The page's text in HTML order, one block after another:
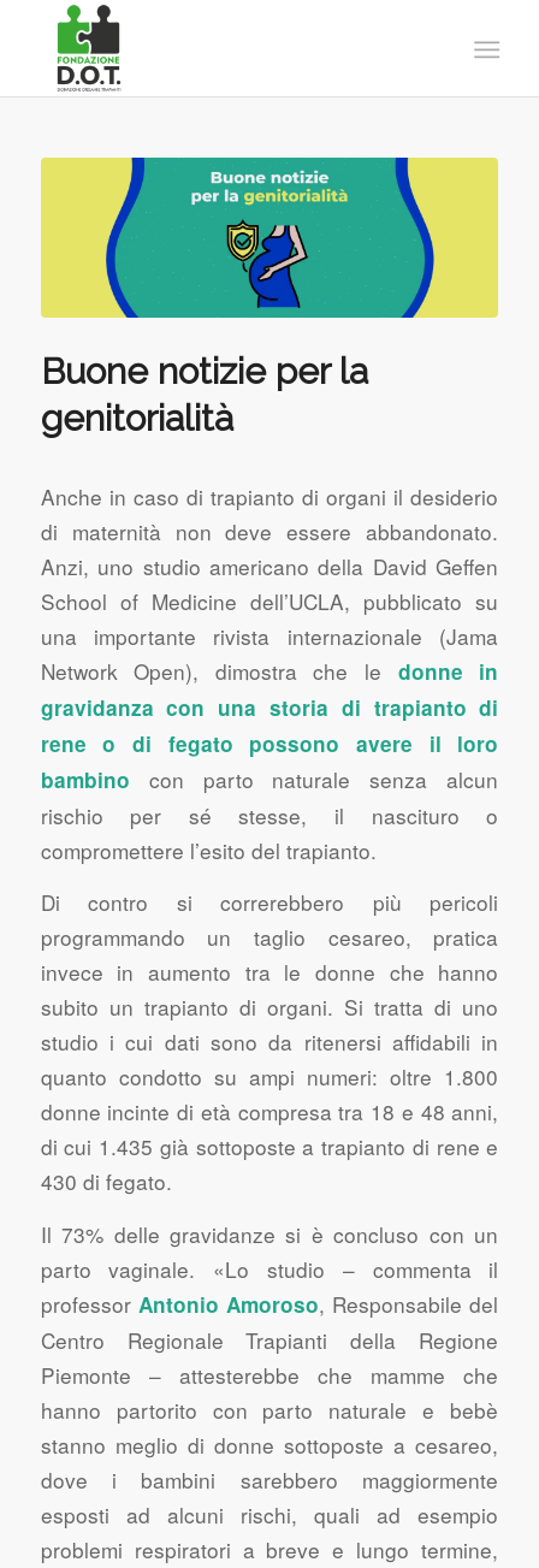
Buone notizie per la
genitorialità
Anche in caso di trapianto di organi il desiderio
di maternità non deve essere abbandonato.
Anzi, uno studio americano della David Geffen
School of Medicine dell’UCLA, pubblicato su
una importante rivista internazionale (Jama
Network Open), dimostra che le donne in
gravidanza con una storia di trapianto di
rene o di fegato possono avere il loro
bambino con parto naturale senza alcun
rischio per sé stesse, il nascituro o
compromettere l’esito del trapianto.
Di contro si correrebbero più pericoli
programmando un taglio cesareo, pratica
invece in aumento tra le donne che hanno
subito un trapianto di organi. Si tratta di uno
studio i cui dati sono da ritenersi affidabili in
quanto condotto su ampi numeri: oltre 1.800
donne incinte di età compresa tra 18 e 48 anni,
di cui 1.435 già sottoposte a trapianto di rene e
430 di fegato.
Il 73% delle gravidanze si è concluso con un
parto vaginale. «Lo studio – commenta il
professor Antonio Amoroso, Responsabile del
Centro Regionale Trapianti della Regione
Piemonte – attesterebbe che mamme che
hanno partorito con parto naturale e bebè
stanno meglio di donne sottoposte a cesareo,
dove i bambini sarebbero maggiormente
esposti ad alcuni rischi, quali ad esempio
problemi respiratori a breve e lungo termine,